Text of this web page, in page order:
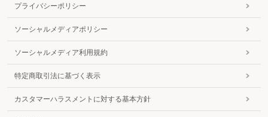
プライバシーポリシー
ソーシャルメディアポリシー
ソーシャルメディア利用規約
特定商取引法に基づく表示
カスタマーハラスメントに対する基本方針